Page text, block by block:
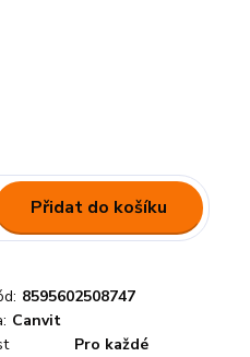
Přidat do košíku
8595602508747
Canvit
Pro každé